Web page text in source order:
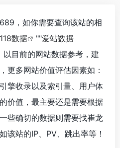
，如你需要查询该站的相
数据 ""爱站数据
以目前的网站数据参考，建
更多网站价值评估因素如：
擎收录以及索引量、用户体
价值，最主要还是需要根据
些确切的数据则需要找崔龙
该站的IP、PV、跳出率等！